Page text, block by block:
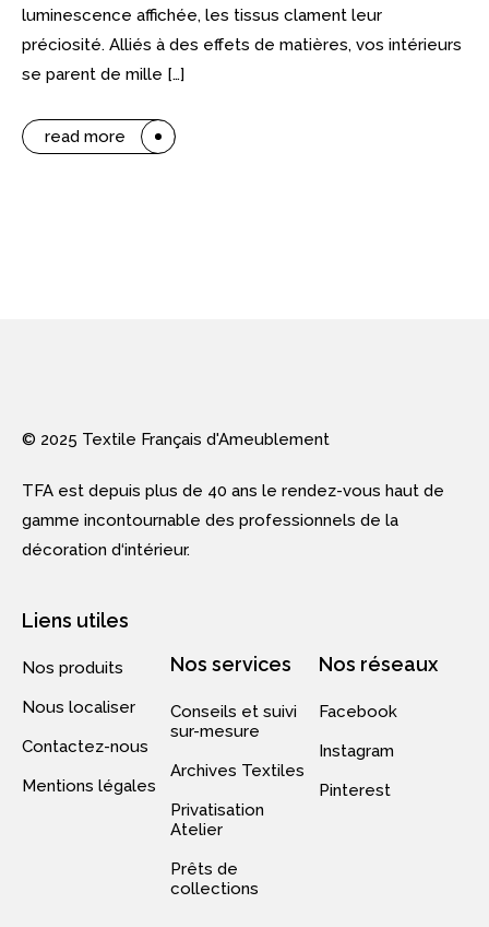
luminescence affichée, les tissus clament leur
préciosité. Alliés à des effets de matières, vos intérieurs
se parent de mille […]
read more
© 2025 Textile Français d'Ameublement
TFA est depuis plus de 40 ans le rendez-vous haut de
gamme incontournable des professionnels de la
décoration d‘intérieur.
Liens utiles
Nos produits
Nous localiser
Contactez-nous
Mentions légales
Nos services
Conseils et suivi
sur-mesure
Archives Textiles
Privatisation
Atelier
Prêts de
collections
Nos réseaux
Facebook
Instagram
Pinterest